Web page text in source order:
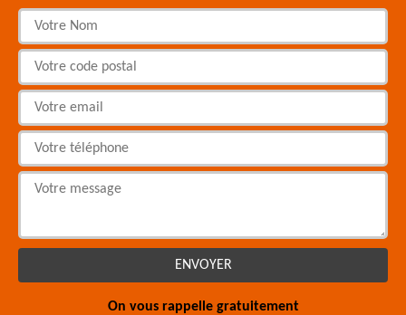
On vous rappelle gratuitement